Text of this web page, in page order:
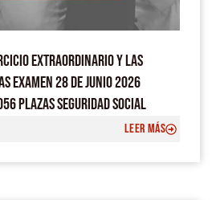
EXTRAORDINARIO Y LAS
EXAMEN 28 DE JUNIO 2026
PLAZAS SEGURIDAD SOCIAL
LEER MÁS